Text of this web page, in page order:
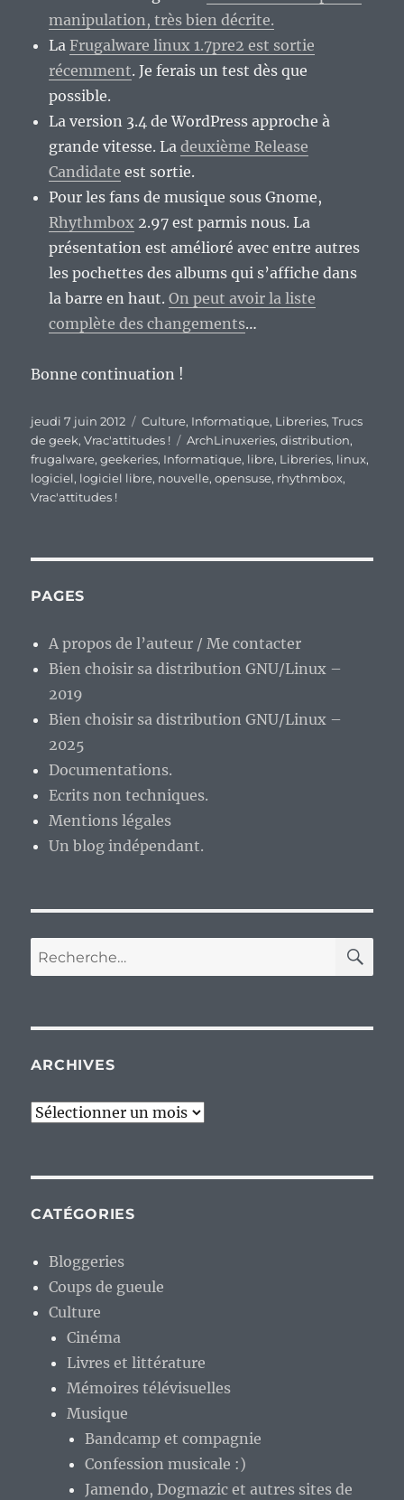
manipulation, très bien décrite.
LaFrugalware linux 1.7pre2 est sortie
récemment. Je ferais un test dès que
possible.
La version 3.4 de WordPress approche à
grande vitesse. Ladeuxième Release
Candidate est sortie.
Pour les fans de musique sous Gnome,
Rhythmbox 2.97 est parmis nous. La
présentation est amélioré avec entre autres
les pochettes des albums qui s’affiche dans
la barre en haut.On peut avoir la liste
complète des changements…
Bonne continuation !
Publié
le
jeudi 7 juin 2012 Catégories
Culture, Informatique, Libreries,Trucs
de geek,Vrac'attitudes ! Étiquettes
ArchLinuxeries,distribution,
frugalware,geekeries, Informatique, libre, Libreries, linux,
logiciel, logiciel libre, nouvelle,opensuse, rhythmbox,
Vrac'attitudes !
PAGES
A propos de l’auteur / Me contacter
Bien choisir sa distribution GNU/Linux –
2019
Bien choisir sa distribution GNU/Linux –
2025
Documentations.
Ecrits non techniques.
Mentions légales
Un blog indépendant.
Recherche
pour :
ARCHIVES
Archives
CATÉGORIES
Bloggeries
Coups de gueule
Culture
Cinéma
Livres et littérature
Mémoires télévisuelles
Musique
Bandcamp et compagnie
Confession musicale :)
Jamendo, Dogmazic et autres sites de